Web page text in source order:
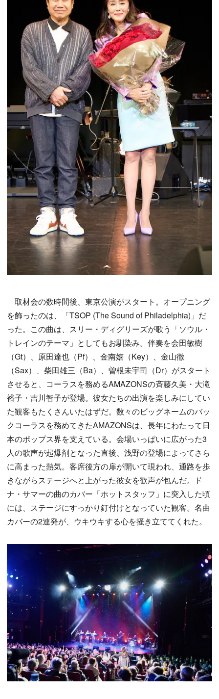
取材会の数時間後、東京公演がスタート。オープニング
を飾ったのは、「TSOP (The Sound of Philadelphia)」だ
った。この曲は、スリー・ディグリーズが歌う「ソウル・
トレインのテーマ」としてもお馴染み。伴奏を会田敏樹
（Gt）、原田達也（Pf）、金南嬉（Key）、金山徹
（Sax）、柴田雄三（Ba）、曽根未宇司（Dr）がスタート
させると、コーラスを務めるAMAZONSの斉藤久美・大滝
裕子・吉川智子が登場。彼女たちの出演を楽しみにしてい
た観客もたくさんいたはずだ。数々のビッグネームのバッ
クコーラスを務めてきたAMAZONSは、長年にわたって日
本のポップス界を支えている。会場いっぱいに広がった3
人の歌声が起爆剤となった直後、浅野の登場によってさら
に高まった熱気。客席後方の扉が開いて現われ、通路を歩
きながらステージへと上がった彼女を歓声が包んだ。ド
ナ・サマーの曲のカバー「ホットスタッフ」に突入した頃
には、ステージにすっかり釘付けとなっていた観客。名曲
カバーの2連発が、ウキウキする心を掻き立ててくれた。